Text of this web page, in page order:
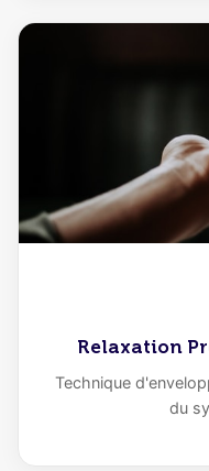
Relaxation
Technique
du